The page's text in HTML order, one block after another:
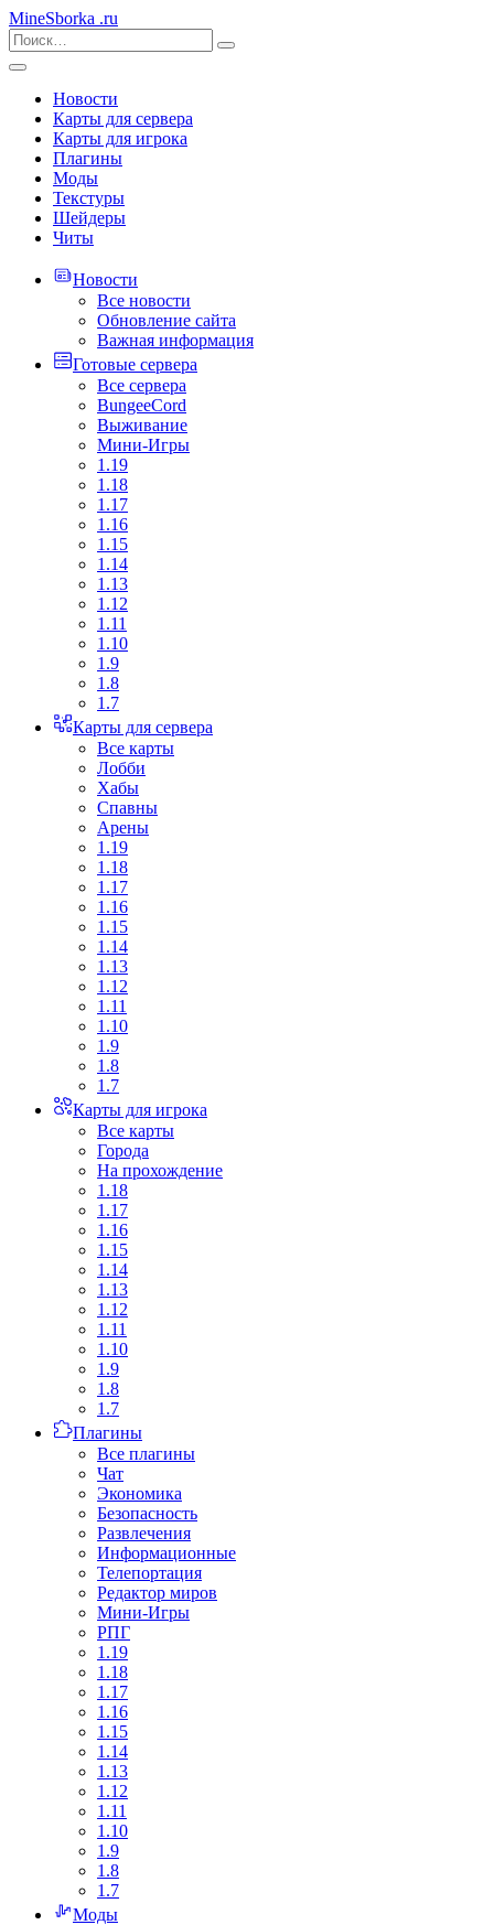
MineSborka .ru
Новости
Карты для сервера
Карты для игрока
Плагины
Моды
Текстуры
Шейдеры
Читы
Новости
Все новости
Обновление сайта
Важная информация
Готовые сервера
Все сервера
BungeeCord
Выживание
Мини-Игры
1.19
1.18
1.17
1.16
1.15
1.14
1.13
1.12
1.11
1.10
1.9
1.8
1.7
Карты для сервера
Все карты
Лобби
Хабы
Спавны
Арены
1.19
1.18
1.17
1.16
1.15
1.14
1.13
1.12
1.11
1.10
1.9
1.8
1.7
Карты для игрока
Все карты
Города
На прохождение
1.18
1.17
1.16
1.15
1.14
1.13
1.12
1.11
1.10
1.9
1.8
1.7
Плагины
Все плагины
Чат
Экономика
Безопасность
Развлечения
Информационные
Телепортация
Редактор миров
Мини-Игры
РПГ
1.19
1.18
1.17
1.16
1.15
1.14
1.13
1.12
1.11
1.10
1.9
1.8
1.7
Моды